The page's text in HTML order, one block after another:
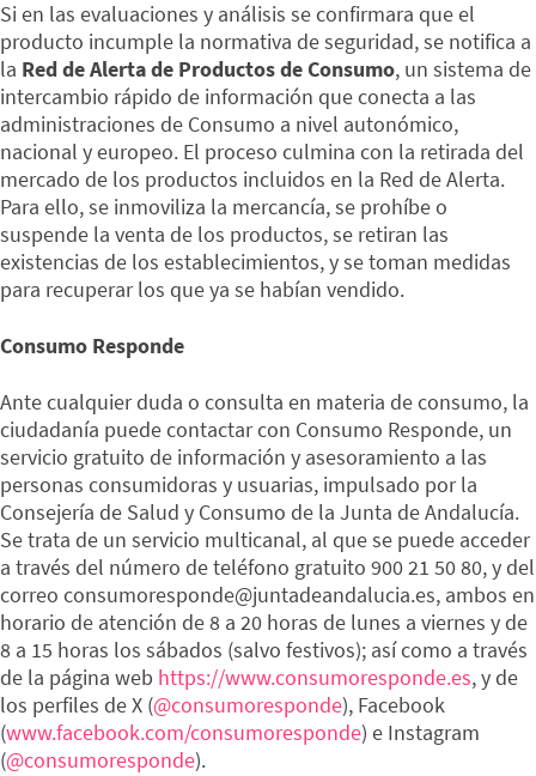
Si en las evaluaciones y análisis se confirmara que el
producto incumple la normativa de seguridad, se notifica a
la Red de Alerta de Productos de Consumo, un sistema de
intercambio rápido de información que conecta a las
administraciones de Consumo a nivel autonómico,
nacional y europeo. El proceso culmina con la retirada del
mercado de los productos incluidos en la Red de Alerta.
Para ello, se inmoviliza la mercancía, se prohíbe o
suspende la venta de los productos, se retiran las
existencias de los establecimientos, y se toman medidas
para recuperar los que ya se habían vendido.
Consumo Responde
Ante cualquier duda o consulta en materia de consumo, la
ciudadanía puede contactar con Consumo Responde, un
servicio gratuito de información y asesoramiento a las
personas consumidoras y usuarias, impulsado por la
Consejería de Salud y Consumo de la Junta de Andalucía.
Se trata de un servicio multicanal, al que se puede acceder
a través del número de teléfono gratuito 900 21 50 80, y del
correo consumoresponde@juntadeandalucia.es, ambos en
horario de atención de 8 a 20 horas de lunes a viernes y de
8 a 15 horas los sábados (salvo festivos); así como a través
de la página web https://www.consumoresponde.es, y de
los perfiles de X (@consumoresponde), Facebook
(www.facebook.com/consumoresponde) e Instagram
(@consumoresponde).